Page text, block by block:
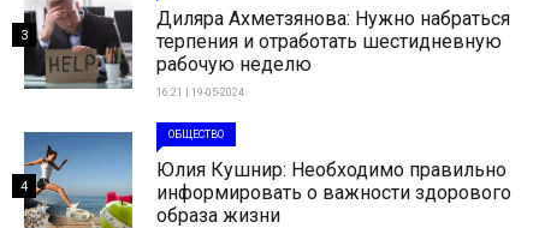
Диляра Ахметзянова: Нужно набраться
терпения и отработать шестидневную
рабочую неделю
16:21 | 19-05-2024
3
ОБЩЕСТВО
Юлия Кушнир: Необходимо правильно
информировать о важности здорового
образа жизни
4